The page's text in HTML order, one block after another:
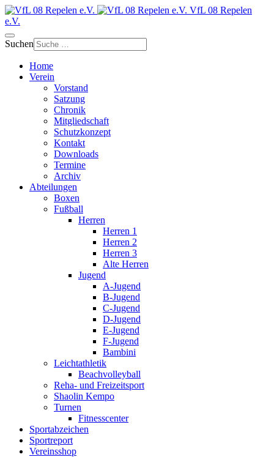
VfL 08 Repelen
e.V.
Suchen
Home
Verein
Vorstand
Satzung
Chronik
Mitgliedschaft
Schutzkonzept
Kontakt
Downloads
Termine
Archiv
Abteilungen
Boxen
Fußball
Herren
Herren 1
Herren 2
Herren 3
Alte Herren
Jugend
A-Jugend
B-Jugend
C-Jugend
D-Jugend
E-Jugend
F-Jugend
Bambini
Leichtathletik
Beachvolleyball
Reha- und Freizeitsport
Shaolin Kempo
Turnen
Fitnesscenter
Sportabzeichen
Sportreport
Vereinsshop